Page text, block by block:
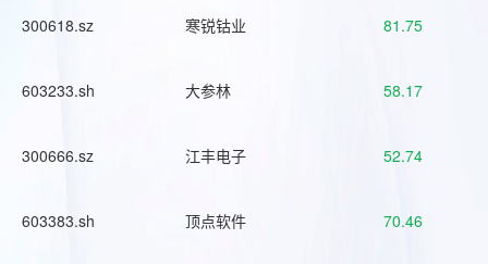
300618.sz 寒锐钴业 81.75
603233.sh 大参林 58.17
300666.sz 江丰电子 52.74
603383.sh 顶点软件 70.46